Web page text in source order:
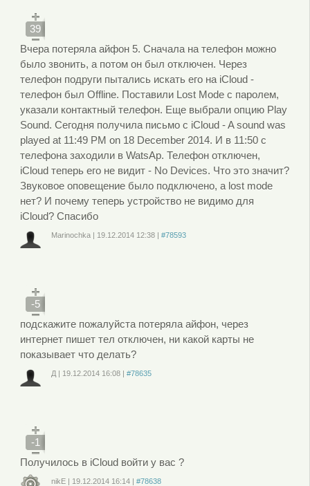
39
Вчера потеряла айфон 5. Сначала на телефон можно
было звонить, а потом он был отключен. Через
телефон подруги пытались искать его на iCloud -
телефон был Offline. Поставили Lost Mode с паролем,
указали контактный телефон. Еще выбрали опцию Play
Sound. Сегодня получила письмо с iCloud - A sound was
played at 11:49 PM on 18 December 2014. И в 11:50 с
телефона заходили в WatsAp. Телефон отключен,
iCloud теперь его не видит - No Devices. Что это значит?
Звуковое оповещение было подключено, а lost mode
нет? И почему теперь устройство не видимо для
iCloud? Спасибо
Marinochka | 19.12.2014 12:38 |#78593
-5
подскажите пожалуйста потеряла айфон, через
интернет пишет тел отключен, ни какой карты не
показывает что делать?
Д | 19.12.2014 16:08 |#78635
-1
Получилось в iCloud войти у вас ?
nikE | 19.12.2014 16:14 |#78638